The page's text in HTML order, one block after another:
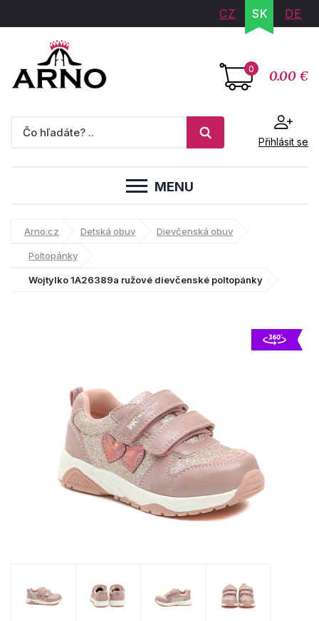
CZ SK DE
0 0.00 €
Přihlásit se
MENU
Arno.cz Detská obuv Dievčenská obuv
Poltopánky
Wojtylko 1A26389a ružové dievčenské poltopánky